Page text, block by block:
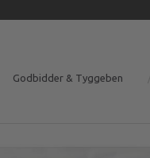
Godbidder & Tyggeben